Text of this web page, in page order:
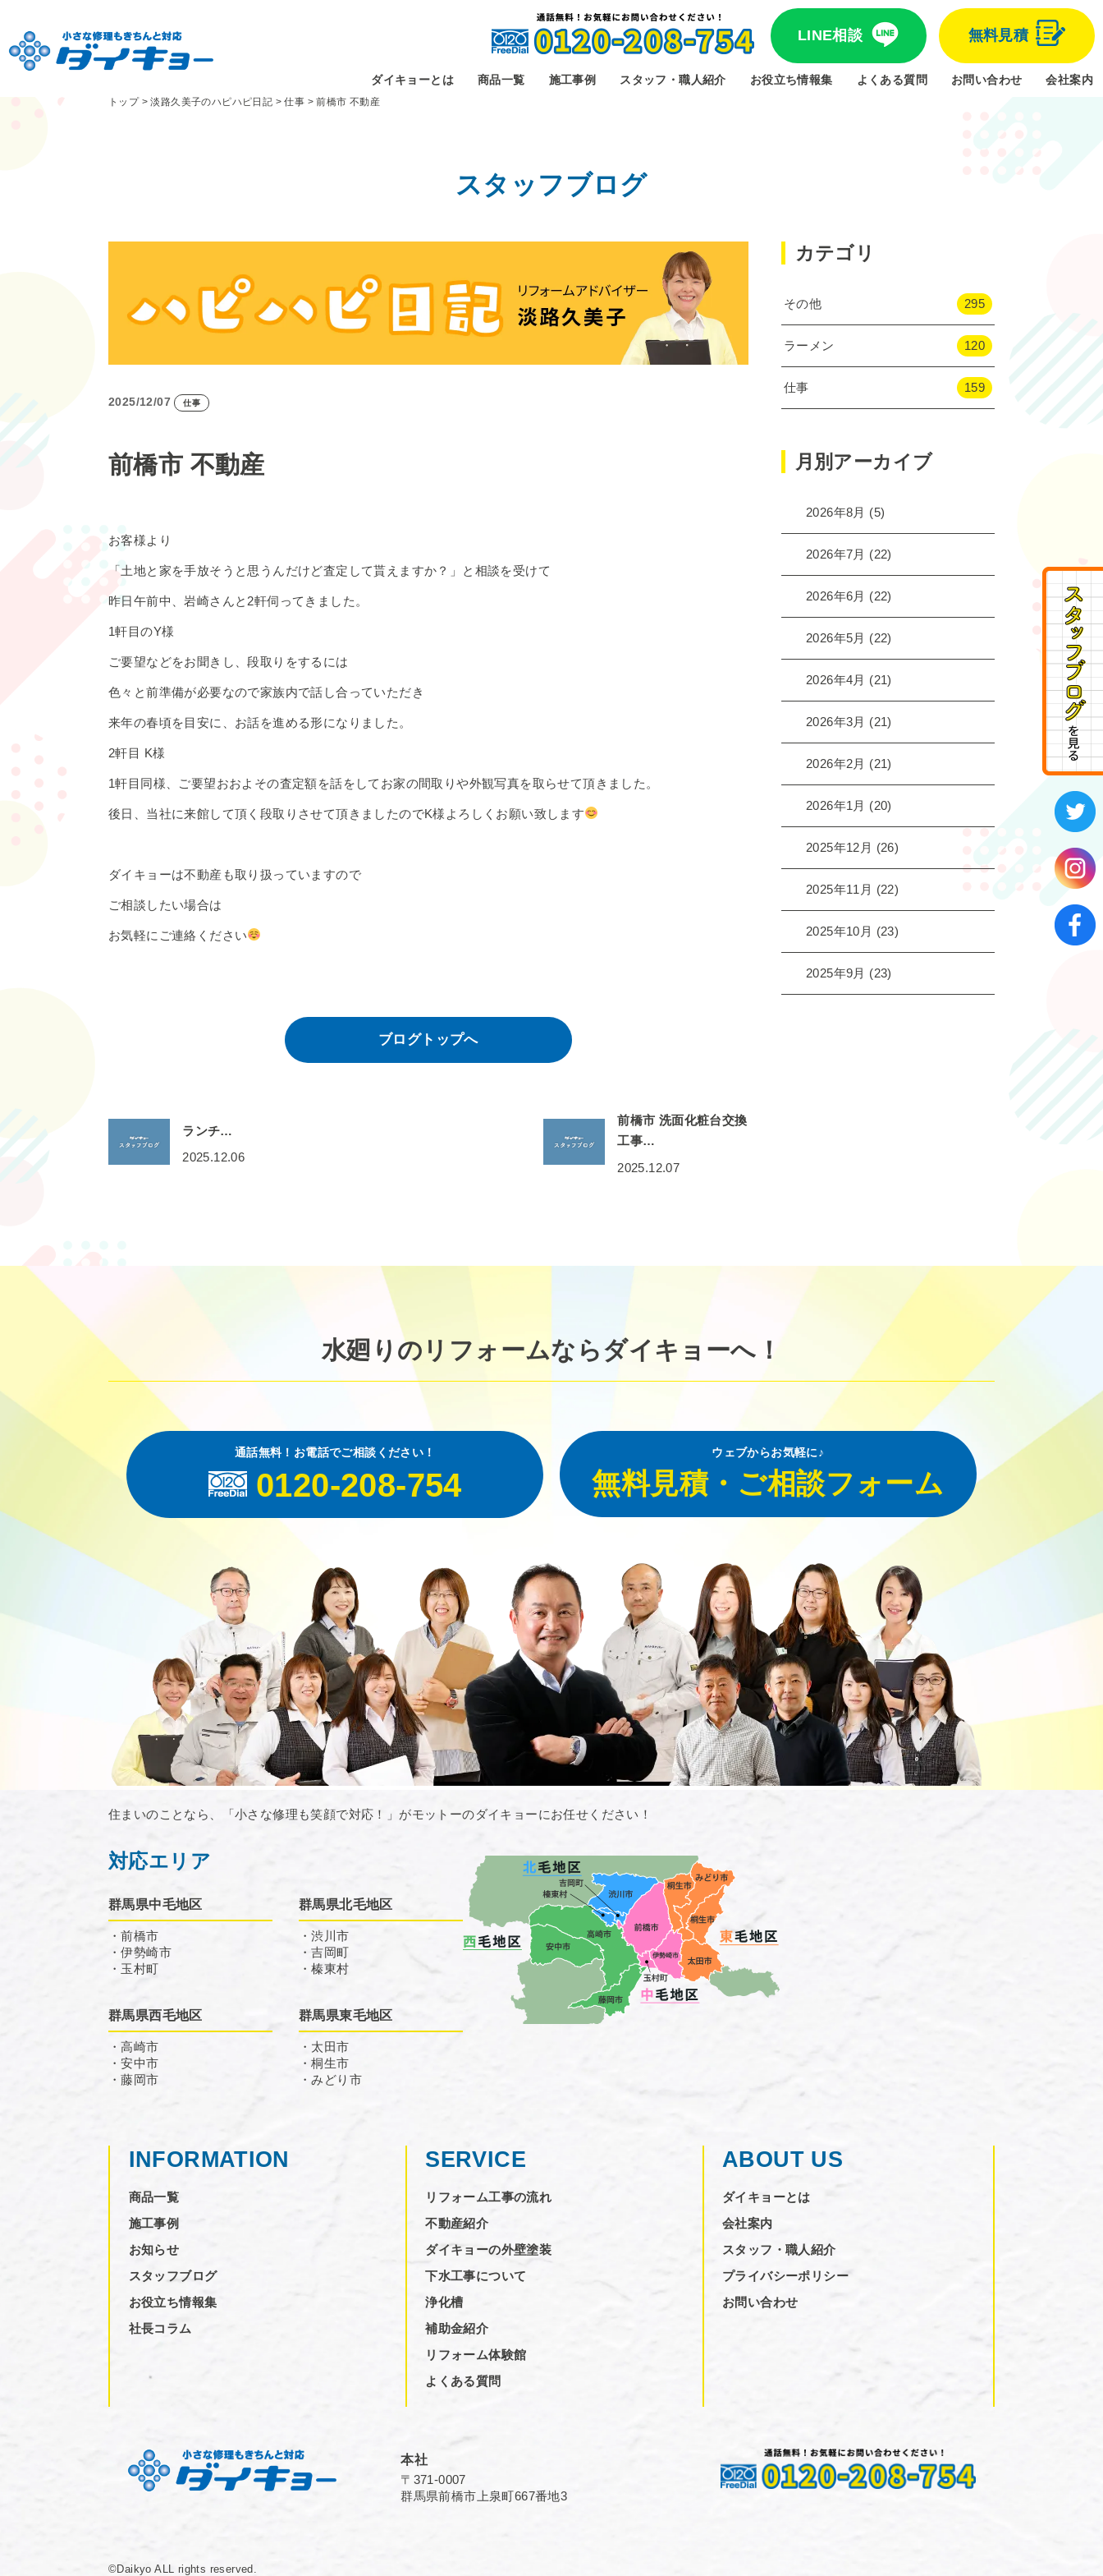
LINE相談 無料見積
ダイキョーとは 商品一覧 施工事例 スタッフ・職人紹介 お役立ち情報集 よくある質問 お問い合わせ 会社案内
トップ>淡路久美子のハピハピ日記 >仕事 >前橋市 不動産
スタッフブログ
2025/12/07 仕事
前橋市 不動産
お客様より
「土地と家を手放そうと思うんだけど査定して貰えますか？」と相談を受けて
昨日午前中、岩崎さんと2軒伺ってきました。
1軒目のY様
ご要望などをお聞きし、段取りをするには
色々と前準備が必要なので家族内で話し合っていただき
来年の春頃を目安に、お話を進める形になりました。
2軒目 K様
1軒目同様、ご要望おおよその査定額を話をしてお家の間取りや外観写真を取らせて頂きました。
後日、当社に来館して頂く段取りさせて頂きましたのでK様よろしくお願い致します
ダイキョーは不動産も取り扱っていますので
ご相談したい場合は
お気軽にご連絡ください
ブログトップへ
ランチ…
2025.12.06
前橋市 洗面化粧台交換
工事…
2025.12.07
カテゴリ
その他 295
ラーメン 120
仕事 159
月別アーカイブ
2026年8月 (5)
2026年7月 (22)
2026年6月 (22)
2026年5月 (22)
2026年4月 (21)
2026年3月 (21)
2026年2月 (21)
2026年1月 (20)
2025年12月 (26)
2025年11月 (22)
2025年10月 (23)
2025年9月 (23)
水廻りのリフォームならダイキョーへ！
通話無料！お電話でご相談ください！
0120-208-754
ウェブからお気軽に♪
無料見積・ご相談フォーム
住まいのことなら、「小さな修理も笑顔で対応！」がモットーのダイキョーにお任せください！
対応エリア
群馬県中毛地区
・前橋市
・伊勢崎市
・玉村町
群馬県北毛地区
・渋川市
・吉岡町
・榛東村
群馬県西毛地区
・高崎市
・安中市
・藤岡市
群馬県東毛地区
・太田市
・桐生市
・みどり市
INFORMATION
商品一覧
施工事例
お知らせ
スタッフブログ
お役立ち情報集
社長コラム
SERVICE
リフォーム工事の流れ
不動産紹介
ダイキョーの外壁塗装
下水工事について
浄化槽
補助金紹介
リフォーム体験館
よくある質問
ABOUT US
ダイキョーとは
会社案内
スタッフ・職人紹介
プライバシーポリシー
お問い合わせ
本社
〒371-0007
群馬県前橋市上泉町667番地3
©Daikyo ALL rights reserved.